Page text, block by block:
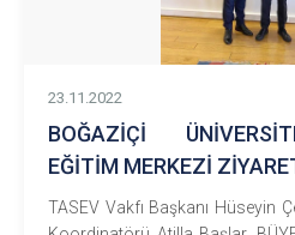
23.11.2022
BOĞAZİÇİ
EĞİTİM MERKEZİ
TASEV Vakfı Başkanı Hüseyin